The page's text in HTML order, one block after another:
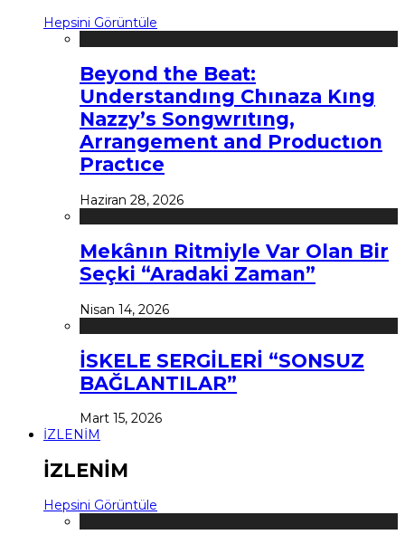
Hepsini Görüntüle
Beyond the Beat:
Understandıng Chınaza Kıng
Nazzy’s Songwrıtıng,
Arrangement and Productıon
Practıce
Haziran 28, 2026
Mekânın Ritmiyle Var Olan Bir
Seçki “Aradaki Zaman”
Nisan 14, 2026
İSKELE SERGİLERİ “SONSUZ
BAĞLANTILAR”
Mart 15, 2026
İZLENİM
İZLENİM
Hepsini Görüntüle